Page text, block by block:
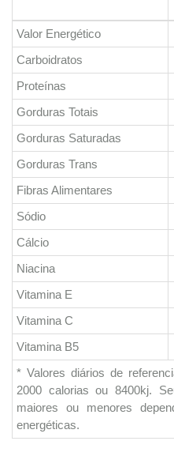
Valor Energético
Carboidratos
Proteínas
Gorduras Totais
Gorduras Saturadas
Gorduras Trans
Fibras Alimentares
Sódio
Cálcio
Niacina
Vitamina E
Vitamina C
Vitamina B5
* Valores diários de
2000 calorias ou 8400kj.
maiores ou menores
energéticas.